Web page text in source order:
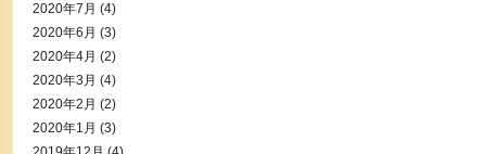
2020年7月 (4)
2020年6月 (3)
2020年4月 (2)
2020年3月 (4)
2020年2月 (2)
2020年1月 (3)